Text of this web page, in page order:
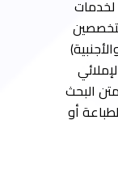
لخدمات
البحث
أو